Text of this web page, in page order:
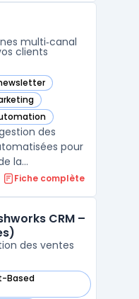
sources en
multi‑canal
clients
catégorie
catégorie
catégorie
des
pour
la
canaux. Ce
clients à
les ou ...
Fiche complète
CRM –
des ventes
Based
CRM – Sales) dans cette